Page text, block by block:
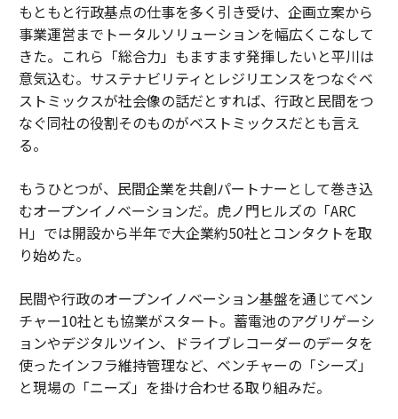
もともと行政基点の仕事を多く引き受け、企画立案から
事業運営までトータルソリューションを幅広くこなして
きた。これら「総合力」もますます発揮したいと平川は
意気込む。サステナビリティとレジリエンスをつなぐベ
ストミックスが社会像の話だとすれば、行政と民間をつ
なぐ同社の役割そのものがベストミックスだとも言え
る。
もうひとつが、民間企業を共創パートナーとして巻き込
むオープンイノベーションだ。虎ノ門ヒルズの「ARC
H」では開設から半年で大企業約50社とコンタクトを取
り始めた。
民間や行政のオープンイノベーション基盤を通じてベン
チャー10社とも協業がスタート。蓄電池のアグリゲーシ
ョンやデジタルツイン、ドライブレコーダーのデータを
使ったインフラ維持管理など、ベンチャーの「シーズ」
と現場の「ニーズ」を掛け合わせる取り組みだ。